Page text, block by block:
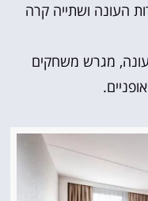
העונה ושתייה קרה
מגרש משחקים